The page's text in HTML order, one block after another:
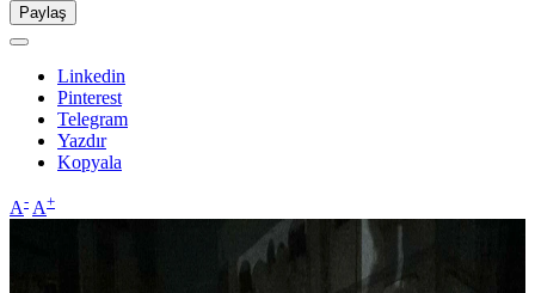
Paylaş
Linkedin
Pinterest
Telegram
Yazdır
Kopyala
A- A+